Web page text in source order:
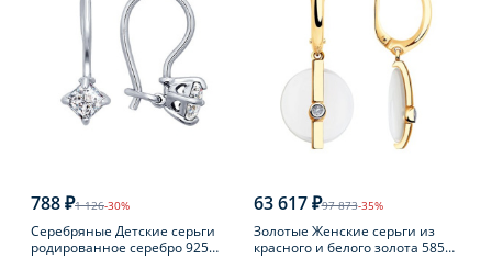
788 ₽1 126-30%
Серебряные Детские серьги
родированное серебро 925
63 617 ₽97 873-35%
Золотые Женские серьги из
красного и белого золота 585